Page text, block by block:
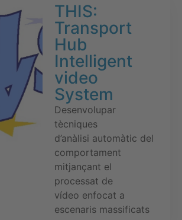
THIS:
Transport
Hub
Intelligent
video
System
Desenvolupar
tècniques
d’anàlisi automàtic del
comportament
mitjançant el
processat de
vídeo enfocat a
escenaris massificats